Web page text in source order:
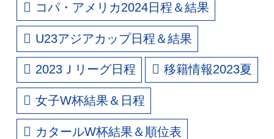
コパ・アメリカ2024日程＆結果
U23アジアカップ日程＆結果
2023Ｊリーグ日程 移籍情報2023夏
女子W杯結果＆日程
カタールW杯結果＆順位表